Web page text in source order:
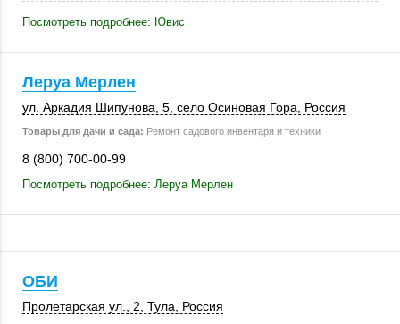
Посмотреть подробнее: Ювис
Леруа Мерлен
ул. Аркадия Шипунова, 5, село Осиновая Гора Россия
Товары для дачи и сада: Ремонт садового инвентаря и техники
8 (800) 700-00-99
Посмотреть подробнее: Леруа Мерлен
ОБИ
Пролетарская ул., 2 Тула Россия